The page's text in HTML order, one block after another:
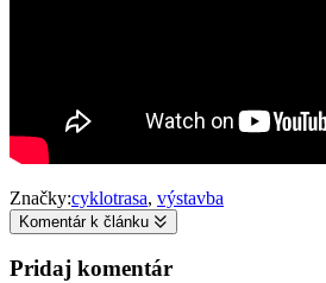
Značky:cyklotrasa, výstavba
Komentár k článku
Pridaj komentár